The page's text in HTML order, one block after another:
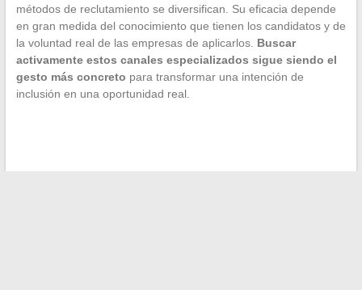
métodos de reclutamiento se diversifican. Su eficacia depende
en gran medida del conocimiento que tienen los candidatos y de
la voluntad real de las empresas de aplicarlos. Buscar
activamente estos canales especializados sigue siendo el
gesto más concreto para transformar una intención de
inclusión en una oportunidad real.